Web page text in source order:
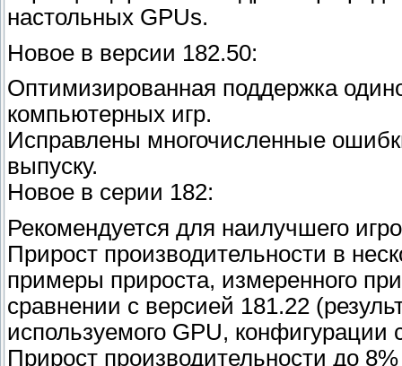
настольных GPUs.
Новое в версии 182.50:
Оптимизированная поддержка
компьютерных игр.
Исправлены многочисленные
выпуску.
Новое в серии 182:
Рекомендуется для наилучшего
Прирост производительности в
примеры прироста, измеренного
сравнении с версией 181.22
используемого GPU, конфигурации
Прирост производительности до